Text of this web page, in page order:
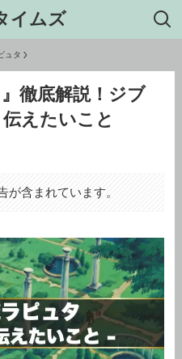
イムズ
ュタ
徹底解説！ジブ
えたいこと
が含まれています。